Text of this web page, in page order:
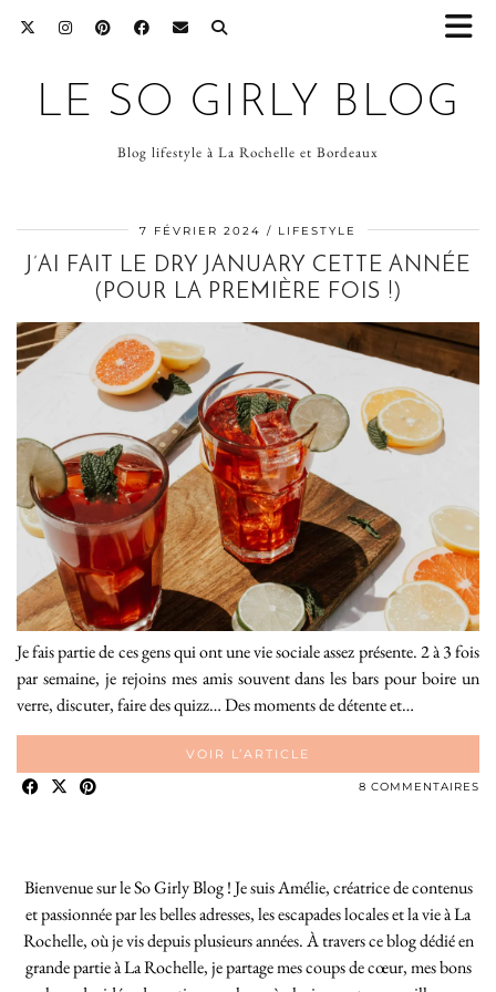
LE SO GIRLY BLOG
Blog lifestyle à La Rochelle et Bordeaux
7 FÉVRIER 2024 LIFESTYLE
J’AI FAIT LE DRY JANUARY CETTE ANNÉE
(POUR LA PREMIÈRE FOIS !)
Je fais partie de ces gens qui ont une vie sociale assez présente. 2 à 3 fois
par semaine, je rejoins mes amis souvent dans les bars pour boire un
verre, discuter, faire des quizz… Des moments de détente et…
VOIR L’ARTICLE
8 COMMENTAIRES
Bienvenue sur le So Girly Blog ! Je suis Amélie, créatrice de contenus
et passionnée par les belles adresses, les escapades locales et la vie à La
Rochelle, où je vis depuis plusieurs années. À travers ce blog dédié en
grande partie à La Rochelle, je partage mes coups de cœur, mes bons